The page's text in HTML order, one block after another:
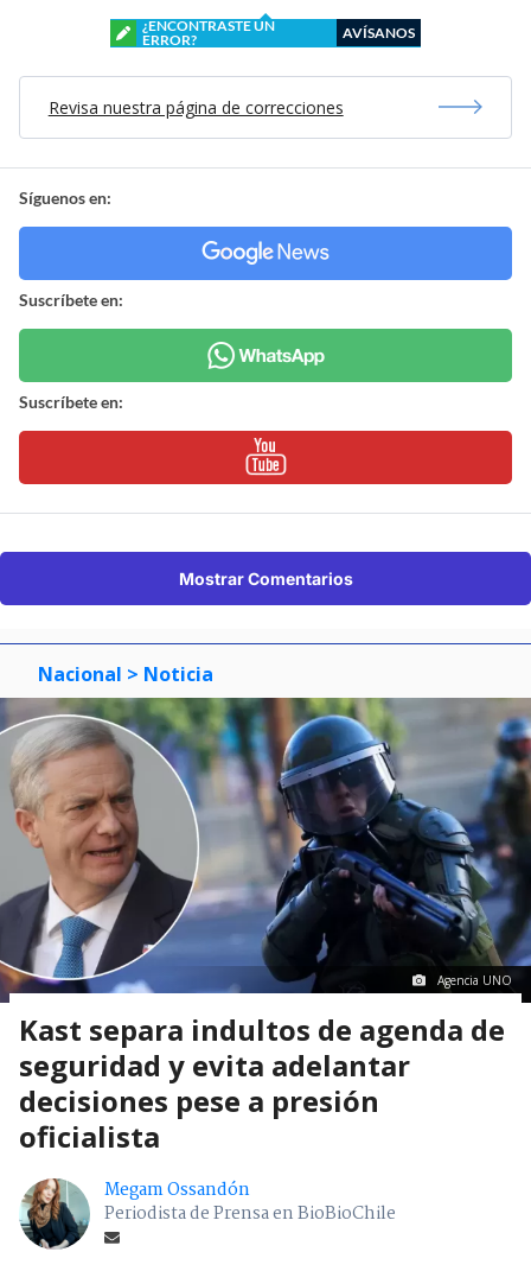
¿ENCONTRASTE UN
ERROR?
AVÍSANOS
Revisa nuestra página de correcciones
Síguenos en:
Suscríbete en:
Suscríbete en:
Mostrar Comentarios
Nacional > Noticia
Agencia UNO
Kast separa indultos de agenda de
seguridad y evita adelantar
decisiones pese a presión
oficialista
Megam Ossandón
Periodista de Prensa en BioBioChile